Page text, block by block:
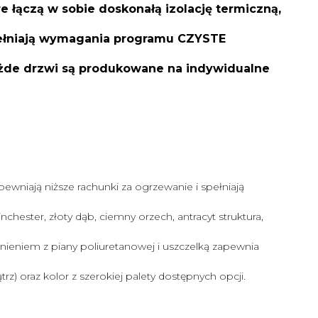
w sobie doskonałą izolację termiczną,
wymagania programu CZYSTE
drzwi są produkowane na indywidualne
niższe rachunki za ogrzewanie i spełniają
złoty dąb, ciemny orzech, antracyt struktura,
z piany poliuretanowej i uszczelką zapewnia
oraz kolor z szerokiej palety dostępnych opcji.